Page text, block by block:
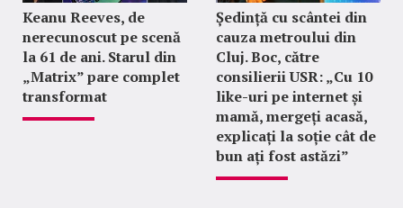
Keanu Reeves, de
nerecunoscut pe scenă
la 61 de ani. Starul din
„Matrix” pare complet
transformat
Ședință cu scântei din
cauza metroului din
Cluj. Boc, către
consilierii USR: „Cu 10
like-uri pe internet și
mamă, mergeți acasă,
explicați la soție cât de
bun ați fost astăzi”